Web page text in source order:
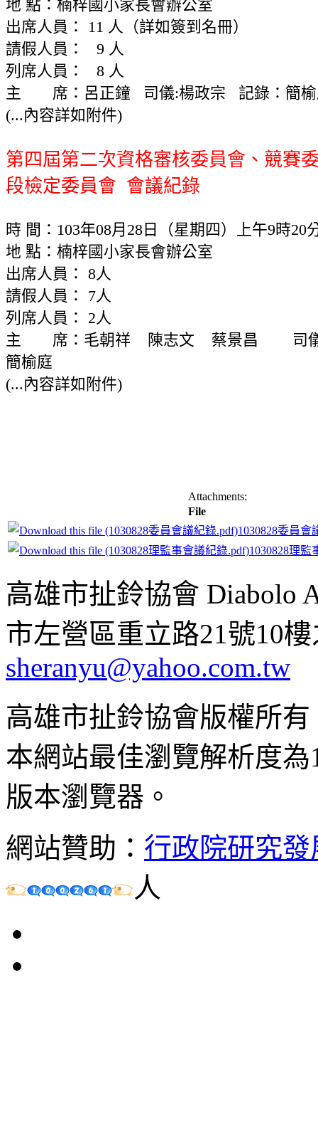
地 點：楠梓國小家長會辦公室
出席人員： 11 人（詳如簽到名冊）
請假人員： 9 人
列席人員： 8 人
主 席：呂正鐘 司儀:楊政宗 記錄：簡榆
(...內容詳如附件)
第四屆第二次資格審核委員會、 競賽
段檢定委員會 會議紀錄
時 間：103年08月28日（星期四）上午9時20
地 點：楠梓國小家長會辦公室
出席人員： 8人
請假人員： 7人
列席人員： 2人
主 席：毛朝祥 陳志文 蔡景昌 司
簡榆庭
(...內容詳如附件)
Attachments:
File
1030828委員會
1030828理監
高雄市扯鈴協會 Diabolo
市左營區重立路21號10
sheranyu@yahoo.com.tw
高雄市扯鈴協會版權所
本網站最佳瀏覽解析度
版本瀏覽器。
網站贊助： 行政院研究
人